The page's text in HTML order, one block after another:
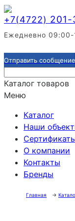
+7(4722) 201-
Ежедневно 09:00-
Отправить сообщение
Каталог товаров
Меню
Каталог
Наши
О компании
Контакты
Бренды
Главная →